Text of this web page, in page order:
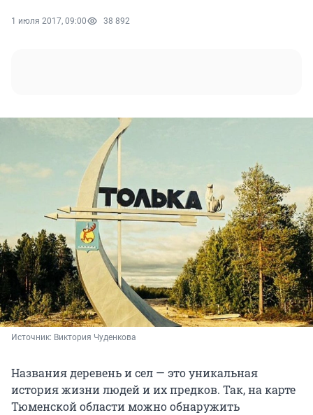
1 июля 2017, 09:00 38 892
Источник: Виктория Чуденкова
Названия деревень и сел — это уникальная
история жизни людей и их предков. Так, на карте
Тюменской области можно обнаружить